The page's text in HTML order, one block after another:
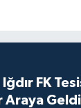
FK
Araya